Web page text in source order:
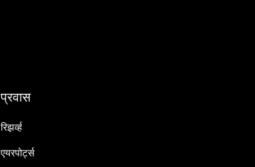
प्रवास
रिझर्व्ह
एयरपोर्ट्स